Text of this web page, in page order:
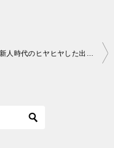
GS新人時代のヒヤヒヤした出来事！同期がまさかの寝坊？